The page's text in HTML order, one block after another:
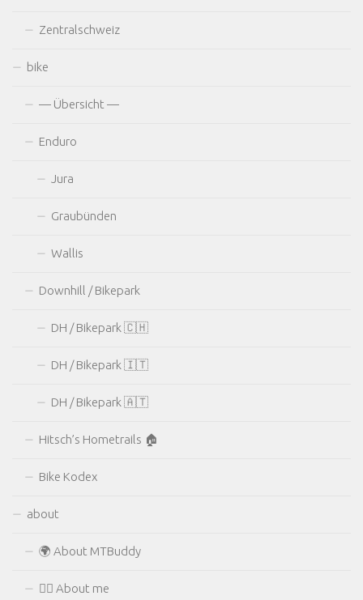
Zentralschweiz
bike
— Übersicht —
Enduro
Jura
Graubünden
Wallis
Downhill / Bikepark
DH / Bikepark 🇨🇭
DH / Bikepark 🇮🇹
DH / Bikepark 🇦🇹
Hitsch’s Hometrails 🏠
Bike Kodex
about
🌍 About MTBuddy
🙋‍♂️ About me